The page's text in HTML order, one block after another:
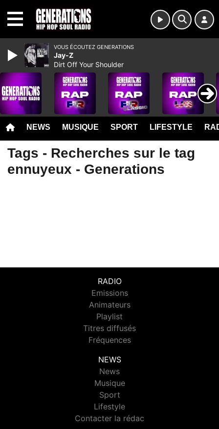
NEWS MUSIQUE SPORT LIFESTYLE
Tags - Recherches sur le tag
ennuyeux - Generations
RADIO
Emissions
Animateurs
Playlist
Titres diffusés
Fréquences
NEWS
News
Musique
Sport
Lifestyle
Contacter la rédac
VOUS ÉCOUTEZ GENERATIONS
Jay-Z
Dirt Off Your Shoulder